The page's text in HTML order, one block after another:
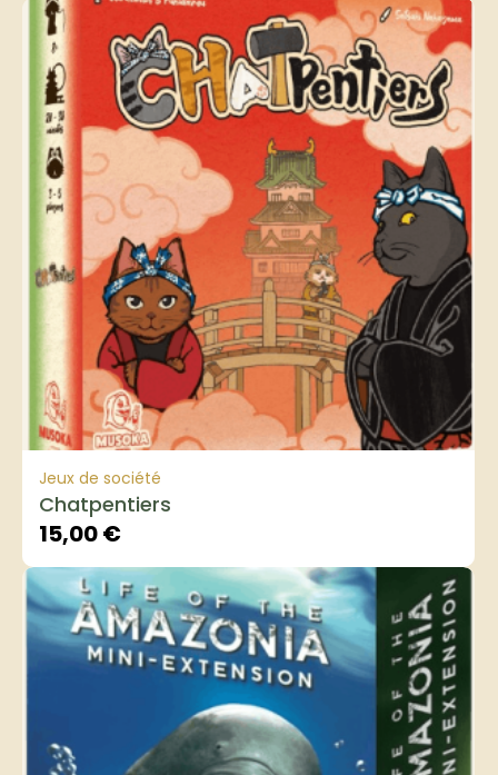
Jeux de société
Chatpentiers
15,00€